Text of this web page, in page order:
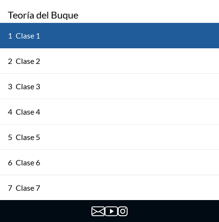
Teoría del Buque
1 Clase 1
2 Clase 2
3 Clase 3
4 Clase 4
5 Clase 5
6 Clase 6
7 Clase 7